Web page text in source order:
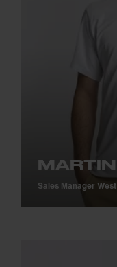
MARTIN
Sales Manager West